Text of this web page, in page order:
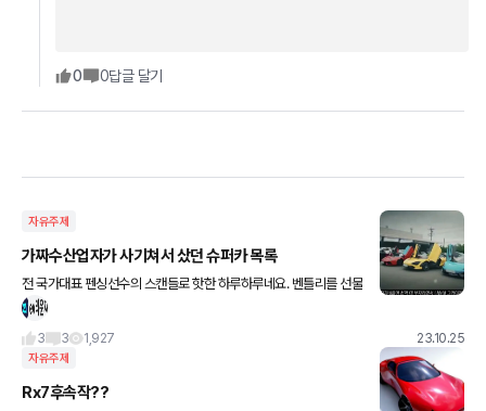
0 0답글 달기
자유주제
가짜수산업자가 사기쳐서 샀던 슈퍼카 목록
전 국가대표 펜싱선수의 스캔들로 핫한 하루하루네요. 벤틀리를 선물
받았다고 하는데, 이전에도 비슷한 사건들이 있었죠. 해당 글은 ev라
3 3 1,927 23.10.25
자유주제
Rx7후속작??